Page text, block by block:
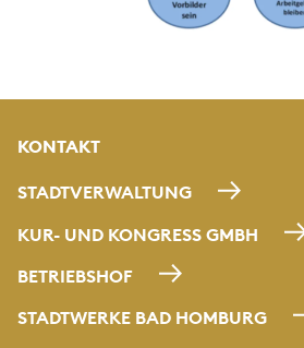
KONTAKT
STADTVERWALTUNG
KUR- UND KONGRESS GMBH
BETRIEBSHOF
STADTWERKE BAD HOMBURG